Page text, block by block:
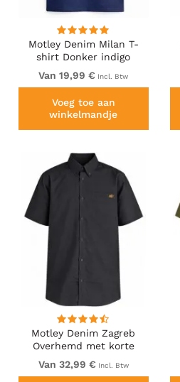
Motley Denim Milan T-
shirt Donker indigo
Van 19,99 € Incl. Btw
Voeg toe aan
winkelmandje
Motley Denim Zagreb
Overhemd met korte
mouw Antraciet
Van 32,99 € Incl. Btw